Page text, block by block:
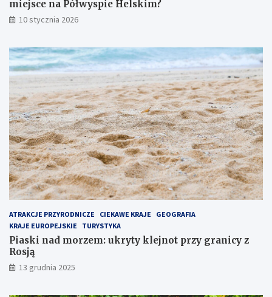
t
o
n
j
p
o
p
u
l
a
r
n
i
e
j
s
z
e
m
i
e
j
s
e
j
n
t
p
r
z
y
g
r
a
n
i
c
y
z
R
o
s
j
ą
miejsce na Półwyspie Helskim?
10 stycznia 2026
ATRAKCJE PRZYRODNICZE CIEKAWE KRAJE
GEOGRAFIA
KRAJE EUROPEJSKIE
TURYSTYKA
Piaski nad morzem: ukryty klejnot przy granicy z
Rosją
13 grudnia 2025